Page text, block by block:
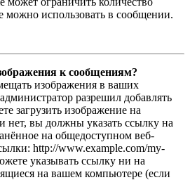
можно использовать в сообщении.
к сообщениям?
изображения в ваших
разрешил добавлять
загрузить изображение на
нет, вы должны указать ссылку на
на общедоступном веб-
http://www.example.com/my-
указывать ссылку ни на
на вашем компьютере (если